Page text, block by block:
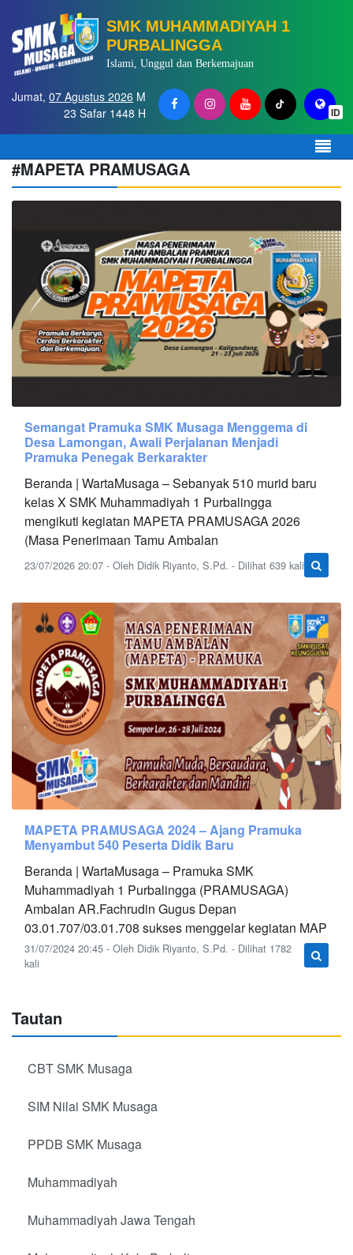
SMK MUHAMMADIYAH 1
PURBALINGGA
Islami, Unggul dan Berkemajuan
ID
Jumat, 07 Agustus 2026 M
23 Safar 1448 H
#MAPETA PRAMUSAGA
Semangat Pramuka SMK Musaga Menggema di
Desa Lamongan, Awali Perjalanan Menjadi
Pramuka Penegak Berkarakter
Beranda | WartaMusaga – Sebanyak 510 murid baru
kelas X SMK Muhammadiyah 1 Purbalingga
mengikuti kegiatan MAPETA PRAMUSAGA 2026
(Masa Penerimaan Tamu Ambalan
23/07/2026 20:07 - Oleh Didik Riyanto, S.Pd. - Dilihat 639 kali
MAPETA PRAMUSAGA 2024 – Ajang Pramuka
Menyambut 540 Peserta Didik Baru
Beranda | WartaMusaga – Pramuka SMK
Muhammadiyah 1 Purbalingga (PRAMUSAGA)
Ambalan AR.Fachrudin Gugus Depan
03.01.707/03.01.708 sukses menggelar kegiatan MAP
31/07/2024 20:45 - Oleh Didik Riyanto, S.Pd. - Dilihat 1782
kali
Tautan
CBT SMK Musaga
SIM Nilai SMK Musaga
PPDB SMK Musaga
Muhammadiyah
Muhammadiyah Jawa Tengah